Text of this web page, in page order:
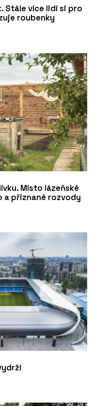
Stále více lidí si pro
roubenky
Místo lázeňské
a přiznané rozvody